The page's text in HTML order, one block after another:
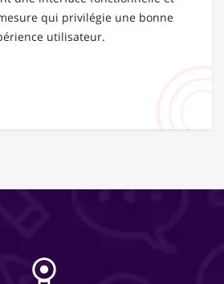
qui privilégie une bonne
utilisateur.